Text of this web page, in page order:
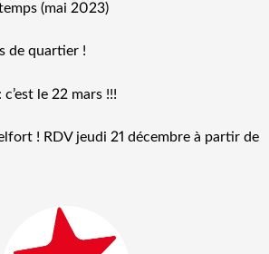
(mai 2023)
de quartier !
le 22 mars !!!
! RDV jeudi 21 décembre à partir de